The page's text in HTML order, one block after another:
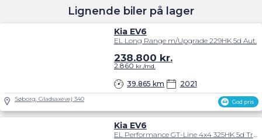
Lignende biler på lager
God pris
Kia EV6
EL Long Range m/Upgrade 229HK 5d Aut.
39.865 km 2021
238.800 kr.
2.860 kr./md.
Søborg, Gladsaxevej 340
Kia EV6
EL Performance GT-Line 4x4 325HK 5d Trinl. Gear